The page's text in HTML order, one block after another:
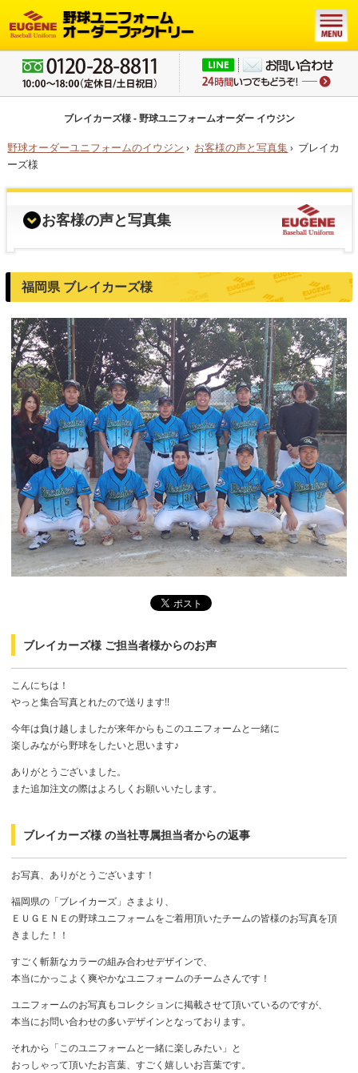
ブレイカーズ様 - 野球ユニフォームオーダー イウジン
野球オーダーユニフォームのイウジン › お客様の声と写真集› ブレイカ
ーズ様
お客様の声と写真集
福岡県 ブレイカーズ様
ブレイカーズ様 ご担当者様からのお声
こんにちは！
やっと集合写真とれたので送ります!!
今年は負け越しましたが来年からもこのユニフォームと一緒に
楽しみながら野球をしたいと思います♪
ありがとうございました。
また追加注文の際はよろしくお願いいたします。
ブレイカーズ様 の当社専属担当者からの返事
お写真、ありがとうございます！
福岡県の「ブレイカーズ」さまより、
ＥＵＧＥＮＥの野球ユニフォームをご着用頂いたチームの皆様のお写真を頂
きました！！
すごく斬新なカラーの組み合わせデザインで、
本当にかっこよく爽やかなユニフォームのチームさんです！
ユニフォームのお写真もコレクションに掲載させて頂いているのですが、
本当にお問い合わせの多いデザインとなっております。
それから「このユニフォームと一緒に楽しみたい」と
おっしゃって頂いたお言葉、すごく嬉しいお言葉です。